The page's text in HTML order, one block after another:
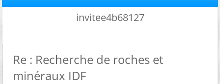
invitee4b68127
Re : Recherche de roches et
minéraux IDF